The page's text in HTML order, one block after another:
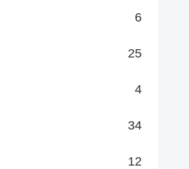
6
25
4
34
12